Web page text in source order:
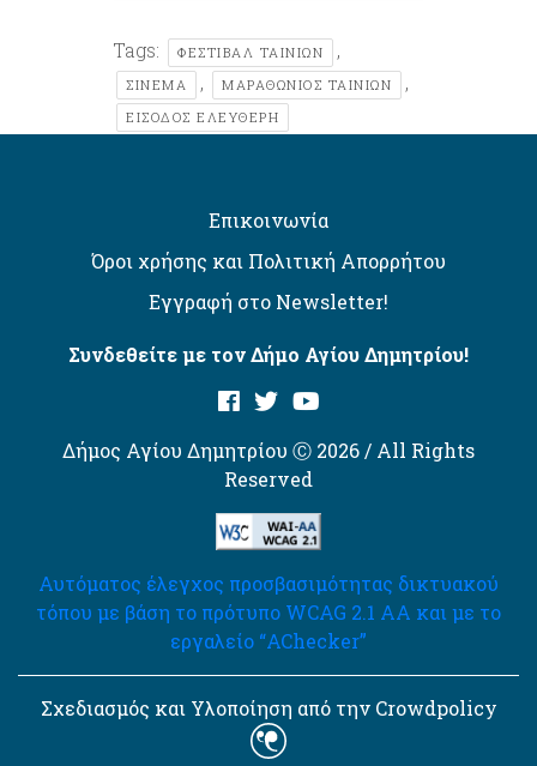
Tags: ΦΕΣΤΙΒΆΛ ΤΑΙΝΙΏΝ ,
ΣΙΝΕΜΑ , ΜΑΡΑΘΩΝΙΟΣ ΤΑΙΝΙΩΝ ,
ΕΊΣΟΔΟΣ ΕΛΕΎΘΕΡΗ
Επικοινωνία
Όροι χρήσης και Πολιτική Απορρήτου
Εγγραφή στο Newsletter!
Συνδεθείτε με τον Δήμο Αγίου Δημητρίου!
Δήμος Αγίου Δημητρίου Ⓒ 2026 / All Rights
Reserved
Αυτόματος έλεγχος προσβασιμότητας δικτυακού
τόπου με βάση το πρότυπο WCAG 2.1 AA και με το
εργαλείο “AChecker”
Σχεδιασμός και Υλοποίηση από την Crowdpolicy